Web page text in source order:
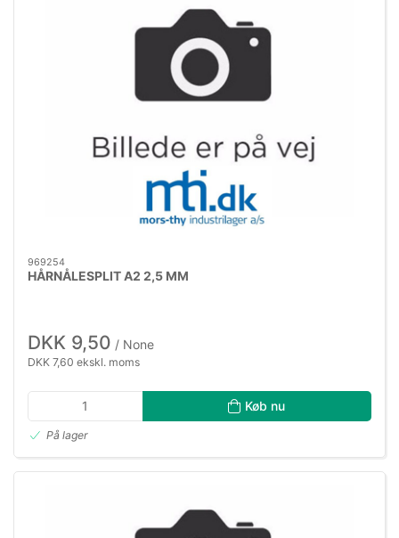
969254
HÅRNÅLESPLIT A2 2,5 MM
DKK 9,50 / None
DKK 7,60 ekskl. moms
Køb nu
På lager